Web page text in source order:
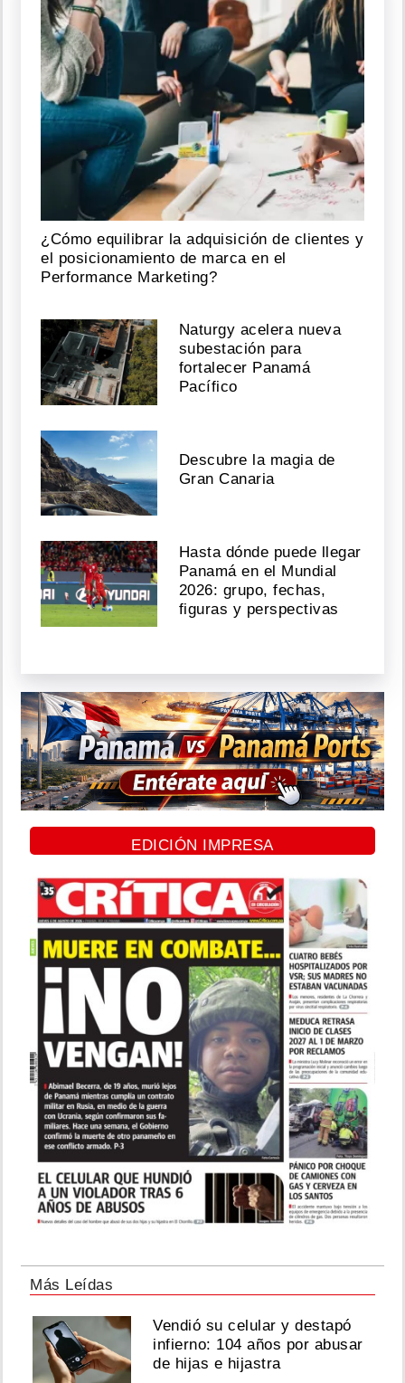
¿Cómo equilibrar la adquisición de clientes y
el posicionamiento de marca en el
Performance Marketing?
Naturgy acelera nueva
subestación para
fortalecer Panamá
Pacífico
Descubre la magia de
Gran Canaria
Hasta dónde puede llegar
Panamá en el Mundial
2026: grupo, fechas,
figuras y perspectivas
EDICIÓN IMPRESA
Más Leídas
Vendió su celular y destapó
infierno: 104 años por abusar
de hijas e hijastra